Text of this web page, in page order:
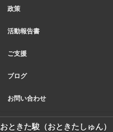
政策
活動報告書
ご支援
ブログ
お問い合わせ
おときた駿（おときたしゅん）